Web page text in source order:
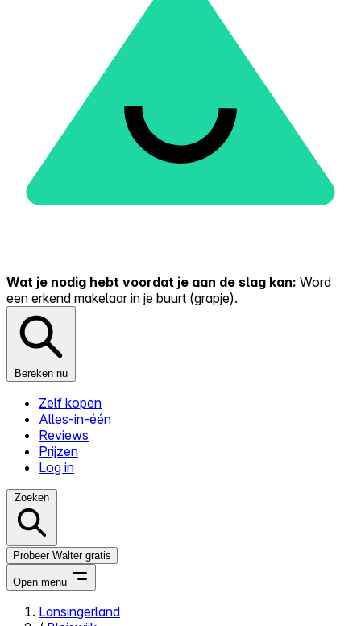
Wat je nodig hebt voordat je aan de slag kan: Word
een erkend makelaar in je buurt (grapje).
Bereken nu
Zelf kopen
Alles-in-één
Reviews
Prijzen
Log in
Zoeken
Probeer Walter gratis
Open menu
Lansingerland